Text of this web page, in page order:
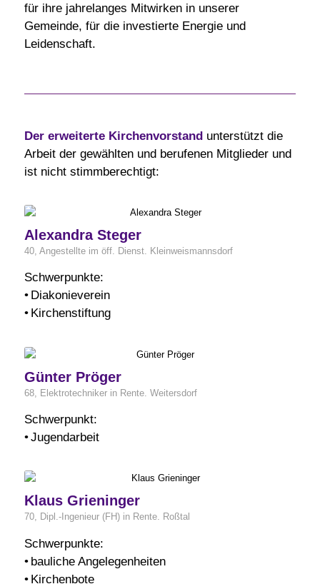
für ihre jahrelanges Mitwirken in unserer
Gemeinde, für die investierte Energie und
Leidenschaft.
Der erweiterte Kirchenvorstandunterstützt die
Arbeit der gewählten und berufenen Mitglieder und
ist nicht stimmberechtigt:
Alexandra Steger
40, Angestellte im öff. Dienst. Kleinweismannsdorf
Schwerpunkte:
• Diakonieverein
• Kirchenstiftung
Günter Pröger
68, Elektrotechniker in Rente. Weitersdorf
Schwerpunkt:
• Jugendarbeit
Klaus Grieninger
70, Dipl.-Ingenieur (FH) in Rente. Roßtal
Schwerpunkte:
• bauliche Angelegenheiten
• Kirchenbote